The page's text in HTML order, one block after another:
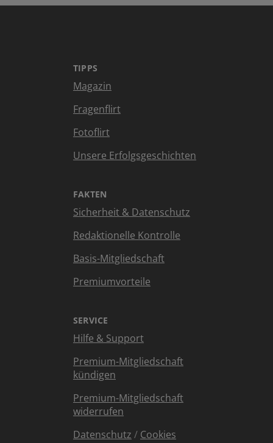
TIPPS
Magazin
Fragenflirt
Fotoflirt
Unsere Erfolgsgeschichten
FAKTEN
Sicherheit & Datenschutz
Redaktionelle Kontrolle
Basis-Mitgliedschaft
Premiumvorteile
SERVICE
Hilfe & Support
Premium-Mitgliedschaft
kündigen
Premium-Mitgliedschaft
widerrufen
Datenschutz / Cookies